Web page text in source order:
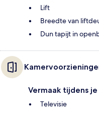
Lift
Breedte van
Dun tapijt in
Vermaak tijdens
Televisie